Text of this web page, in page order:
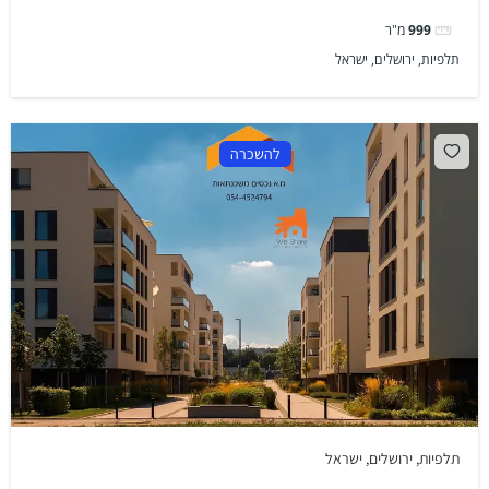
999מ"ר
תלפיות, ירושלים, ישראל
להשכרה
תלפיות, ירושלים, ישראל